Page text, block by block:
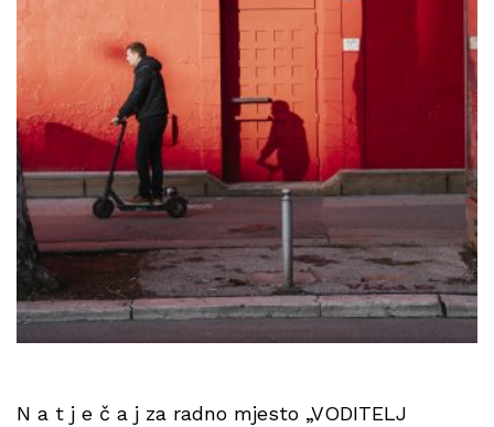
N a t j e č a j za radno mjesto „VODITELJ